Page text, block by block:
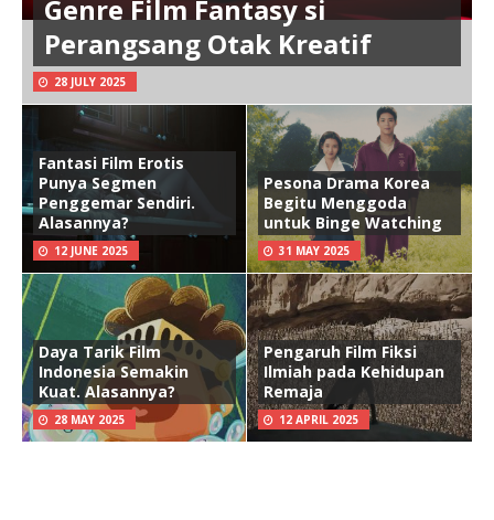
Genre Film Fantasy si
Perangsang Otak Kreatif
28 JULY 2025
Fantasi Film Erotis
Punya Segmen
Penggemar Sendiri.
Alasannya?
12 JUNE 2025
Pesona Drama Korea
Begitu Menggoda
untuk Binge Watching
31 MAY 2025
Daya Tarik Film
Indonesia Semakin
Kuat. Alasannya?
28 MAY 2025
Pengaruh Film Fiksi
Ilmiah pada Kehidupan
Remaja
12 APRIL 2025